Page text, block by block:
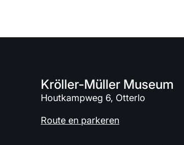
Kröller-Müller Museum
Houtkampweg 6, Otterlo
Route en parkeren